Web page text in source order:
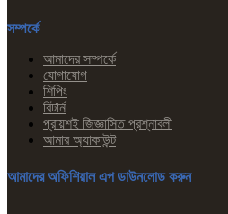
সম্পর্কে
আমাদের সম্পর্কে
যোগাযোগ
শিপিং
রিটার্ন
প্রায়শই জিজ্ঞাসিত প্রশ্নাবলী
আমার অ্যাকাউন্ট
আমাদের অফিশিয়াল এপ ডাউনলোড করুন